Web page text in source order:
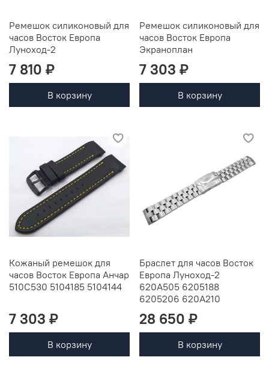
Ремешок силиконовый для
часов Восток Европа
Луноход-2
7 810 ₽
В корзину
Ремешок силиконовый для
часов Восток Европа
Экраноплан
7 303 ₽
В корзину
Кожаный ремешок для
часов Восток Европа Анчар
510C530 5104185 5104144
7 303 ₽
В корзину
Браслет для часов Восток
Европа Луноход-2
620A505 6205188
6205206 620A210
28 650 ₽
В корзину